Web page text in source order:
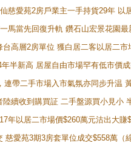
慈愛苑2房戶業主一手持貨29年 以
馬當先回復升軌 鑽石山宏景花園
高層2房單位 獲白居二客以居二市
半新高 居屋自由市場罕有低市價
連帶二手市場入市氣氛亦同步升温
續收到購買証 二手盤源買小見小
年以居二市場價$260萬元沽出大賺
慈愛苑3期3房套單位成交$558萬（